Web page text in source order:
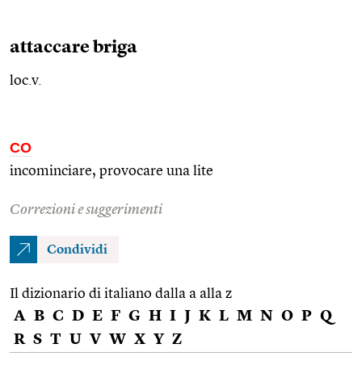
attaccare briga
loc.v.
CO
incominciare, provocare una lite
Correzioni e suggerimenti
Condividi
Il dizionario di italiano dalla a alla z
A B C D E F G H I J K L M N O P Q
R S T U V W X Y Z